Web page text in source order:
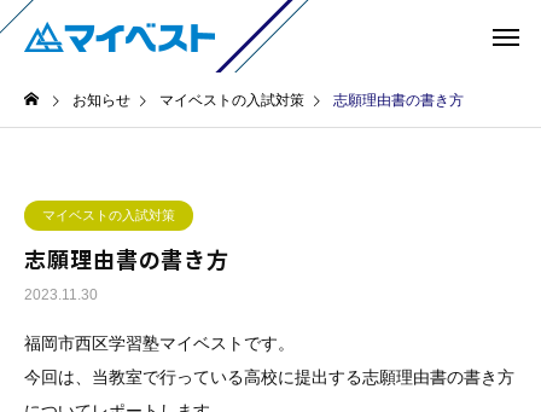
お知らせ マイベストの入試対策 志願理由書の書き方
マイベストの入試対策
志願理由書の書き方
2023.11.30
福岡市西区学習塾マイベストです。
今回は、当教室で行っている高校に提出する志願理由書の書き方